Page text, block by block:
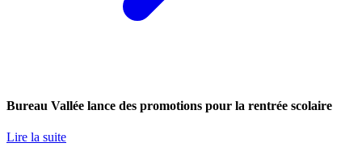
Bureau Vallée lance des promotions pour la rentrée scolaire
Lire la suite